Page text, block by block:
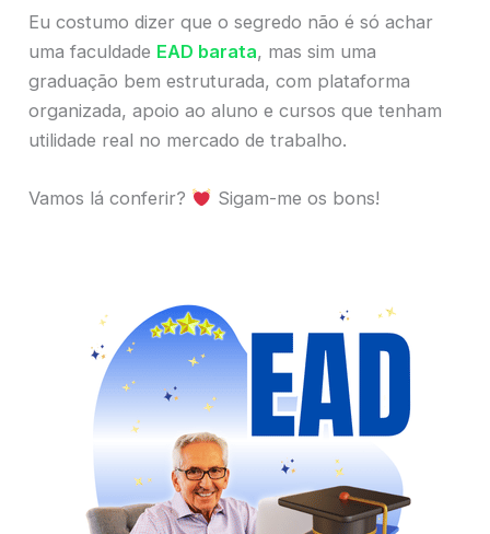
Eu costumo dizer que o segredo não é só achar
uma faculdade EAD barata, mas sim uma
graduação bem estruturada, com plataforma
organizada, apoio ao aluno e cursos que tenham
utilidade real no mercado de trabalho.
Vamos lá conferir? Sigam-me os bons!